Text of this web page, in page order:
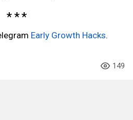
Early Growth Hacks.
149